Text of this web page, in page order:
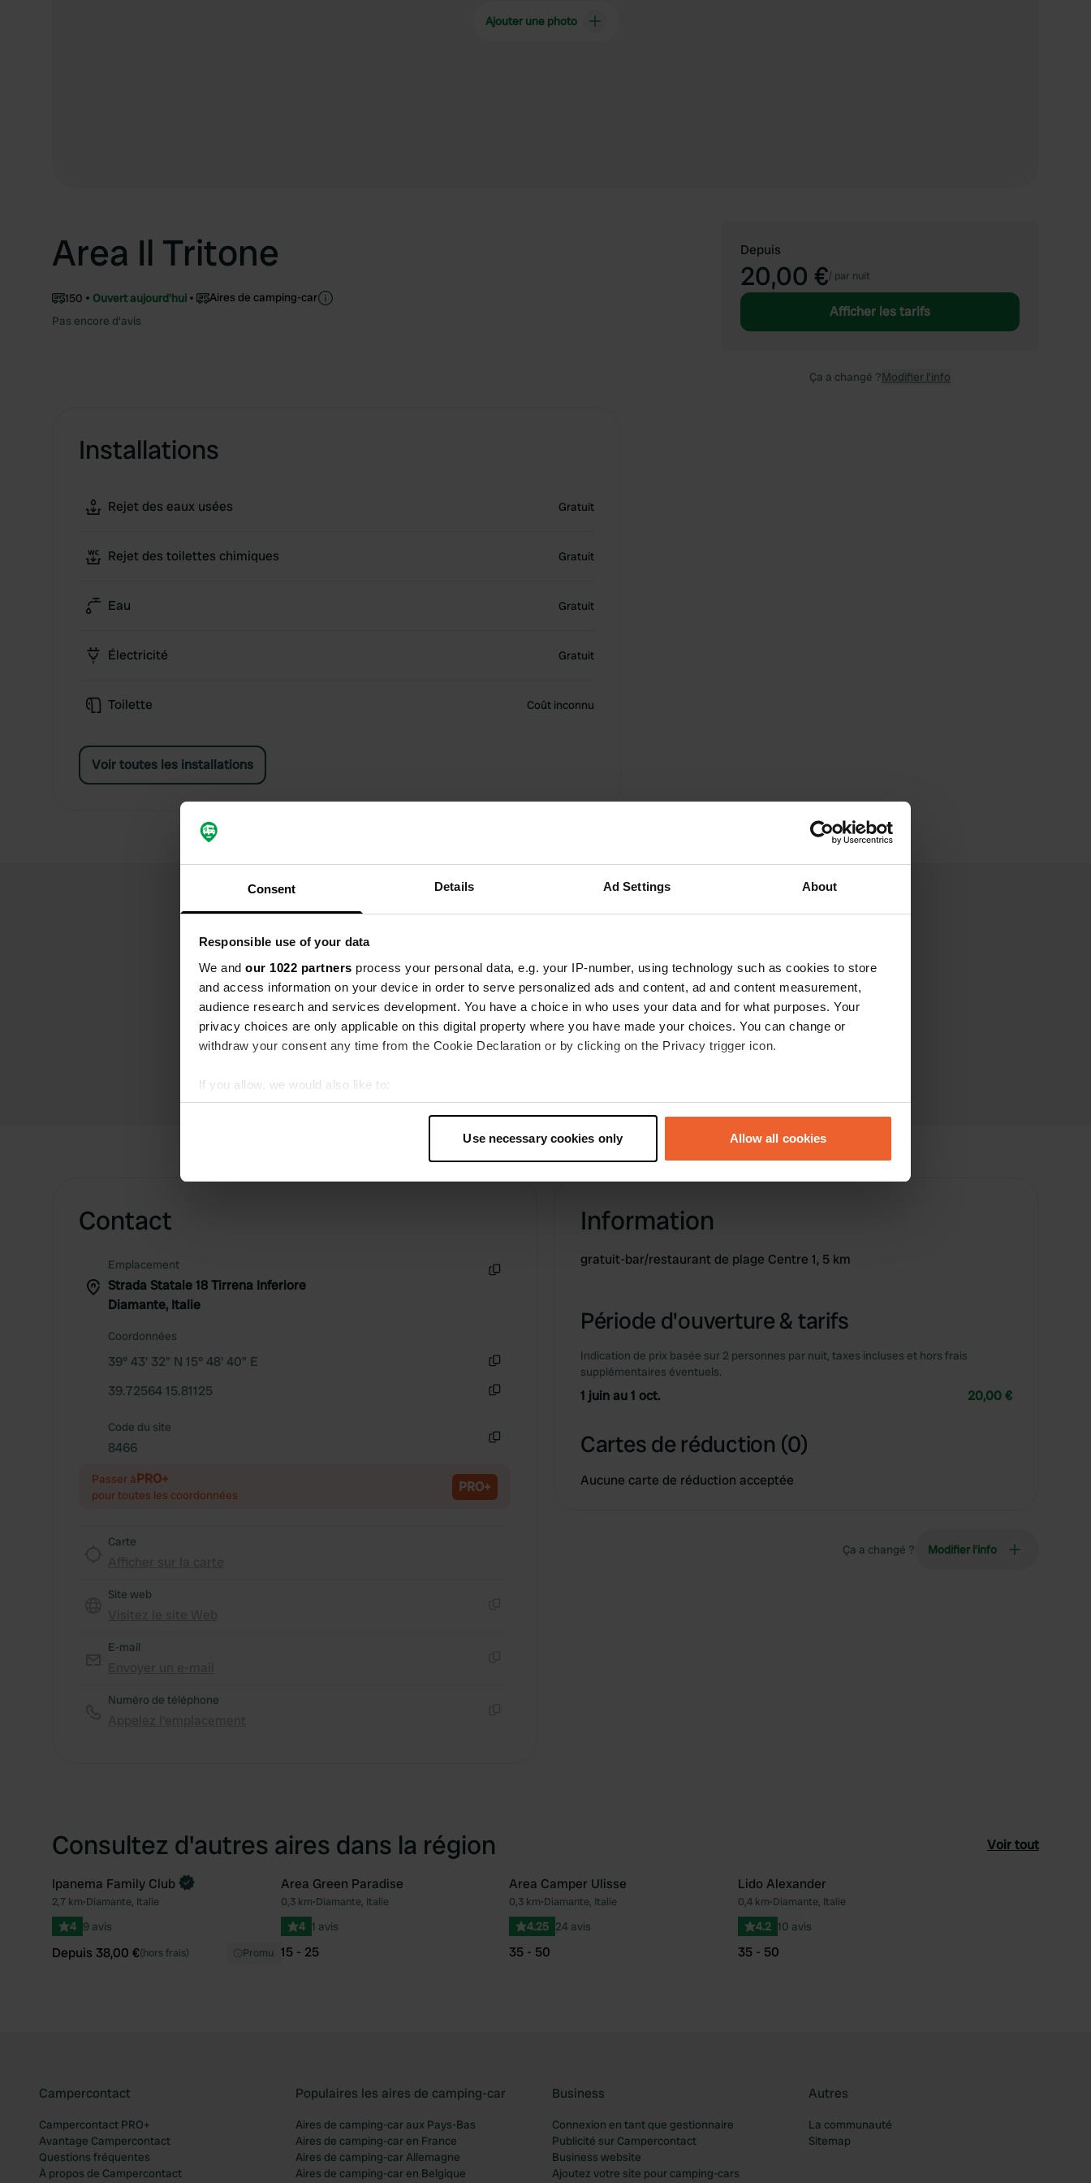
Consent Details Ad Settings About
Responsible use of your data
We and our 1022 partners process your personal data, e.g. your IP-number, using technology such as cookies to store
and access information on your device in order to serve personalized ads and content, ad and content measurement,
audience research and services development. You have a choice in who uses your data and for what purposes. Your
privacy choices are only applicable on this digital property where you have made your choices. You can change or
withdraw your consent any time from the Cookie Declaration or by clicking on the Privacy trigger icon.
If you allow, we would also like to:
Collect information about your geographical location which can be accurate to within several meters
Find out more about how your personal data is processed and set your preferences in the
information about your use of our site with our social media, advertising and analytics partners who may combine it with
other information that you’ve provided to them or that they’ve collected from your use of their services.
Use necessary cookies only Allow all cookies
Ajouter une photo
Area Il Tritone
150 Ouvert aujourd'hui
Aires de camping-car
Pas encore d'avis
Installations
Rejet des eaux usées Gratuit
Rejet des toilettes chimiques Gratuit
Eau Gratuit
Électricité Gratuit
Toilette Coût inconnu
Voir toutes les installations
Depuis
20,00 €/ par nuit
Afficher les tarifs
Ça a changé ?Modifier l’info
Ajouter un avis
Vous êtes déjà venu ici ? Dites aux autres ce que
vous en pensez.
Contact
Emplacement
Strada Statale 18 Tirrena Inferiore
Diamante, Italie
Coordonnées
39° 43' 32" N 15° 48' 40" E
39.72564 15.81125
Code du site
8466
Passer àPRO+
pour toutes les coordonnées PRO+
Carte
Site web
E-mail
Numéro de téléphone
Information
gratuit-bar/restaurant de plage Centre 1, 5 km
Période d'ouverture & tarifs
Indication de prix basée sur 2 personnes par nuit, taxes incluses et hors frais
supplémentaires éventuels.
1 juin au 1 oct. 20,00 €
Cartes de réduction (0)
Aucune carte de réduction acceptée
Ça a changé ? Modifier l’info
Consultez d'autres aires dans la région Voir tout
Préféré
Reserve maintenant
Ipanema Family Club
2,7 km•Diamante, Italie
4 9 avis
Depuis 38,00 €(hors frais) Promu
Préféré
Area Green Paradise
0,3 km•Diamante, Italie
4 1 avis
15 - 25
Préféré
Area Camper Ulisse
0,3 km•Diamante, Italie
4.25 24 avis
35 - 50
Lido Alexander
0,4 km•Diamante, Italie
4.2 10 avis
35 - 50
Campercontact
Campercontact PRO+
Avantage Campercontact
Questions fréquentes
À propos de Campercontact
Populaires les aires de camping-car
Aires de camping-car aux Pays-Bas
Aires de camping-car en France
Aires de camping-car Allemagne
Aires de camping-car en Belgique
Business
Connexion en tant que gestionnaire
Publicité sur Campercontact
Business website
Ajoutez votre site pour camping-cars
Autres
La communauté
Sitemap